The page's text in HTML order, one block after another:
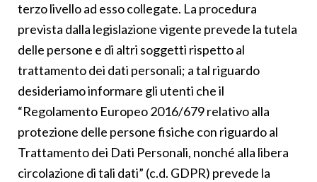
terzo livello ad esso collegate. La procedura
prevista dalla legislazione vigente prevede la tutela
delle persone e di altri soggetti rispetto al
trattamento dei dati personali; a tal riguardo
desideriamo informare gli utenti che il
“Regolamento Europeo 2016/679 relativo alla
protezione delle persone fisiche con riguardo al
Trattamento dei Dati Personali, nonché alla libera
circolazione di tali dati” (c.d. GDPR) prevede la